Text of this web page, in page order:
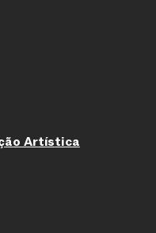
Artística